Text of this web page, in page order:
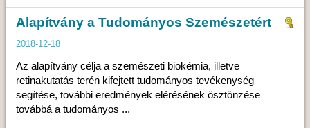
Alapítvány a Tudományos Szemészetért
2018-12-18
Az alapítvány célja a szemészeti biokémia, illetve
retinakutatás terén kifejtett tudományos tevékenység
segítése, további eredmények elérésének ösztönzése
továbbá a tudományos ...